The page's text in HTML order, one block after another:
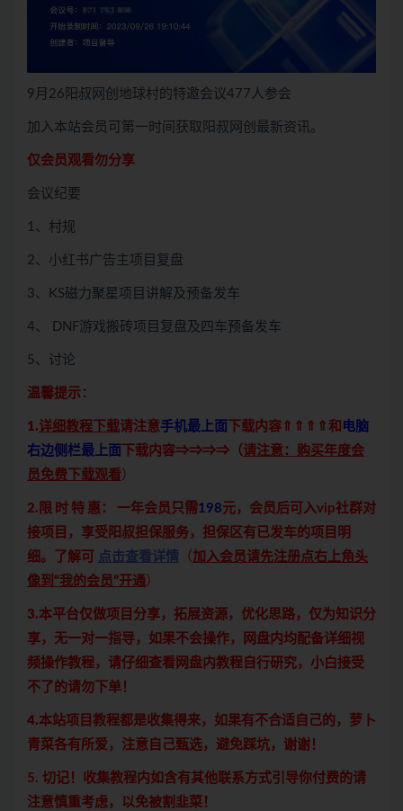
9月26阳叔网创地球村的特邀会议477人参会
加入本站会员可第一时间获取阳叔网创最新资讯。
仅会员观看勿分享
会议纪要
1、村规
2、小红书广告主项目复盘
3、KS磁力聚星项目讲解及预备发车
4、 DNF游戏搬砖项目复盘及四车预备发车
5、讨论
温馨提示：
1.详细教程下载请注意手机最上面 下载内容⇑⇑⇑⇑和 电脑
右边侧栏最上面
下载内容⇒⇒⇒⇒（请注意：购买年度会
员免费下载观看）
2.限 时 特 惠： 一年会员只需198元，会员后可入vip社群对
接项目，享受阳叔担保服务，担保区有已发车的项目明
细。了解可
点击查看详情 （ 加入会员请先注册点右上角头
像到“我的会员”开通）
3.本平台仅做项目分享，拓展资源，优化思路，仅为知识分
享，无一对一指导，如果不会操作，网盘内均配备详细视
频操作教程，请仔细查看网盘内教程自行研究，小白接受
不了的请勿下单！
4.本站项目教程都是收集得来，如果有不合适自己的，萝卜
青菜各有所爱，注意自己甄选，避免踩坑，谢谢！
5. 切记！收集教程内如含有其他联系方式引导你付费的请
注意慎重考虑，以免被割韭菜！